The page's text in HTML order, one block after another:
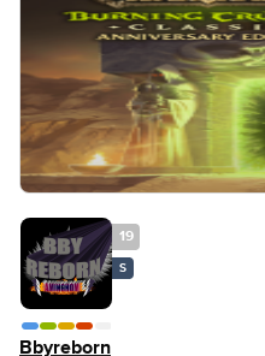
19
S
Bbyreborn